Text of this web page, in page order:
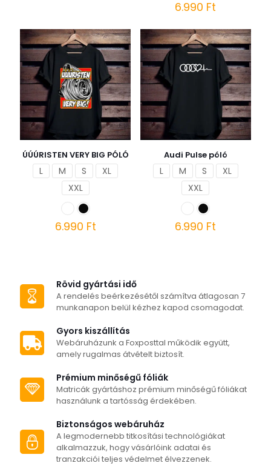
terméknek
több
variációja
van.
A
változatok
a
termékoldalon
választhatók
ki
6.990 Ft
a
terméknek
több
variációja
változatok
termékoldalon
választhatók
ÚÚÚRISTEN VERY BIG PÓLÓ
L M S
XL
XXL
6.990 Ft
variációja
van.
A
a
termékoldalon
választhatók
Audi Pulse póló
L M S
XL
XXL
6.990 Ft
van.
A
termékoldalon
Rövid gyártási idő
A rendelés beérkezésétől számítva átlagosan 7
munkanapon belül kézhez kapod csomagodat.
Gyors kiszállítás
Webáruházunk a Foxposttal működik együtt,
amely rugalmas átvételt biztosít.
Prémium minőségű fóliák
Matricák gyártáshoz prémium minőségű fóliákat
használunk a tartósság érdekében.
Biztonságos webáruház
A legmodernebb titkosítási technológiákat
alkalmazzuk, hogy vásárlóink adatai és
tranzakciói teljes védelmet élvezzenek.